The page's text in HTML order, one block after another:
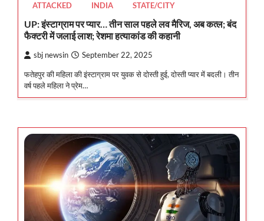
ATTACKED INDIA STATE/CITY
UP: इंस्टाग्राम पर प्यार… तीन साल पहले लव मैरिज, अब कत्ल; बंद
फैक्टरी में जलाई लाश; रेशमा हत्याकांड की कहानी
sbj newsin September 22, 2025
फतेहपुर की महिला की इंस्टाग्राम पर युवक से दोस्ती हुई, दोस्ती प्यार में बदली। तीन
वर्ष पहले महिला ने प्रेम…